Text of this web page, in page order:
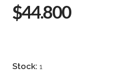
$44.800
Stock: 1